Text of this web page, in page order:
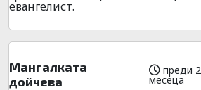
евангелист.
Мангалката
дойчева
преди 2
месеца